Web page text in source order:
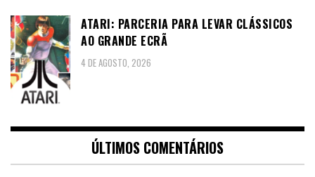
ATARI: PARCERIA PARA LEVAR CLÁSSICOS
AO GRANDE ECRÃ
4 DE AGOSTO, 2026
ÚLTIMOS COMENTÁRIOS